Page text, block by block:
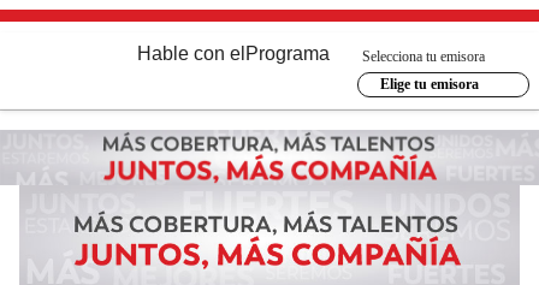
Hable con el Programa
Selecciona tu emisora
Elige tu emisora